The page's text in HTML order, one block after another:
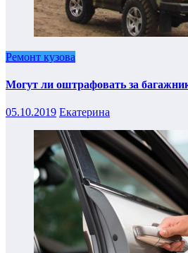
Ремонт кузова
Могут ли оштрафовать за
05.10.2019 Екатерина